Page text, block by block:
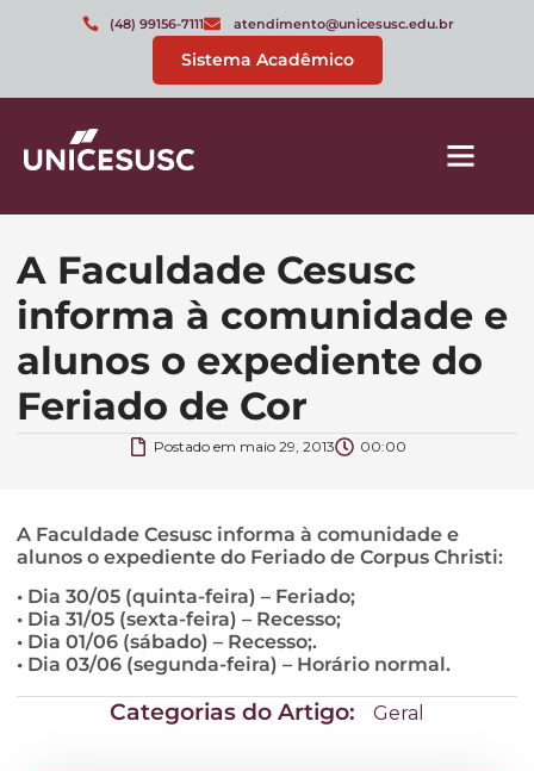
(48) 99156-7111 atendimento@unicesusc.edu.br
Sistema Acadêmico
A Faculdade Cesusc
informa à comunidade e
alunos o expediente do
Feriado de Cor
Postado em maio 29, 2013 00:00
A Faculdade Cesusc informa à comunidade e
alunos o expediente do Feriado de Corpus Christi:
• Dia 30/05 (quinta-feira) – Feriado;
• Dia 31/05 (sexta-feira) – Recesso;
• Dia 01/06 (sábado) – Recesso;.
• Dia 03/06 (segunda-feira) – Horário normal.
Categorias do Artigo: Geral